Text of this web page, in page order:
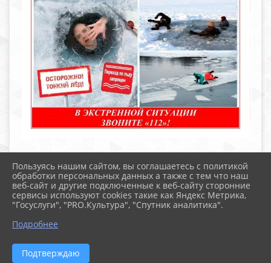
2026 г. school-105.ru
Вход
Карта сайта
Политика обработки персональных данных
Сделано на KubCMS
Разработка и поддержка
Пользуясь нашим сайтом, вы соглашаетесь с политикой
обработки персональных данных а также с тем что наш
веб-сайт и другие подключенные к веб-сайту сторонние
сервисы используют cookies такие как Яндекс Метрика,
"Госуслуги", "PRO.Культура", "Спутник аналитика".
Подробнее
Подтверждаю